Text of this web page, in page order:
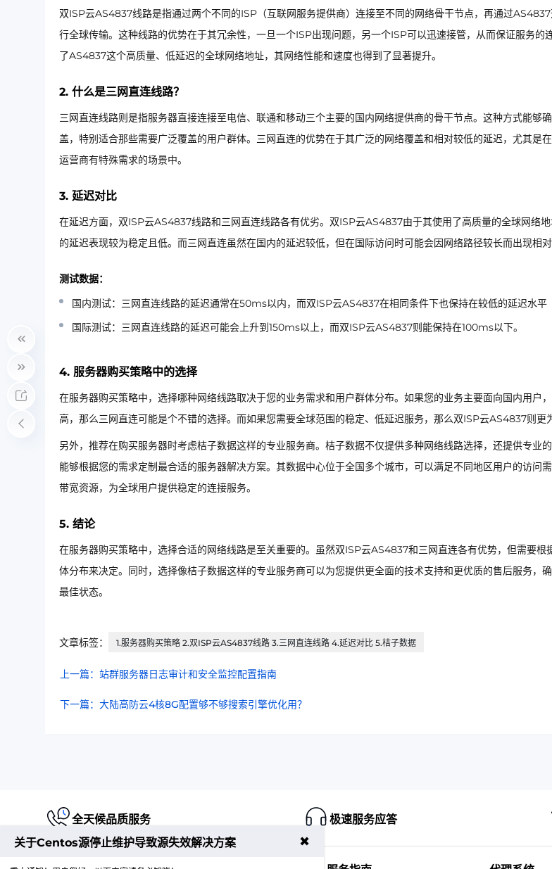
双ISP云AS4837线路是指通过两个不同的ISP（互联网服务提供商）连接至不同的网络骨干节点，再通过
行全球传输。这种线路的优势在于其冗余性，一旦一个ISP出现问题，另一个ISP可以迅速接管，从而保证服务的
了AS4837这个高质量、低延迟的全球网络地址，其网络性能和速度也得到了显著提升。
2. 什么是三网直连线路？
三网直连线路则是指服务器直接连接至电信、联通和移动三个主要的国内网络提供商的骨干节点。这种方式能够
盖，特别适合那些需要广泛覆盖的用户群体。三网直连的优势在于其广泛的网络覆盖和相对较低的延迟，尤其是
运营商有特殊需求的场景中。
3. 延迟对比
在延迟方面，双ISP云AS4837线路和三网直连线路各有优劣。双ISP云AS4837由于其使用了高质量的全球网络
的延迟表现较为稳定且低。而三网直连虽然在国内的延迟较低，但在国际访问时可能会因网络路径较长而出现相对
测试数据：
国内测试：三网直连线路的延迟通常在50ms以内，而双ISP云AS4837在相同条件下也保持在较低的延迟水平
国际测试：三网直连线路的延迟可能会上升到150ms以上，而双ISP云AS4837则能保持在100ms以下。
4. 服务器购买策略中的选择
在服务器购买策略中，选择哪种网络线路取决于您的业务需求和用户群体分布。如果您的业务主要面向国内用户
高，那么三网直连可能是个不错的选择。而如果您需要全球范围的稳定、低延迟服务，那么双ISP云AS4837则更
另外，推荐在购买服务器时考虑桔子数据这样的专业服务商。桔子数据不仅提供多种网络线路选择，还提供专业的
能够根据您的需求定制最合适的服务器解决方案。其数据中心位于全国多个城市，可以满足不同地区用户的访问
带宽资源，为全球用户提供稳定的连接服务。
5. 结论
在服务器购买策略中，选择合适的网络线路是至关重要的。虽然双ISP云AS4837和三网直连各有优势，但需要根
体分布来决定。同时，选择像桔子数据这样的专业服务商可以为您提供更全面的技术支持和更优质的售后服务，
最佳状态。
文章标签： 1.服务器购买策略 2.双ISP云AS4837线路 3.三网直连线路 4.延迟对比 5.桔子数据
上一篇：站群服务器日志审计和安全监控配置指南
下一篇：大陆高防云4核8G配置够不够搜索引擎优化用？
全天候品质服务 极速服务应答
关于Centos源停止维护导致源失效解决方案 ✖